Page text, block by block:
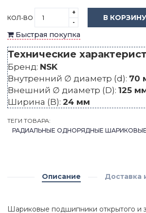
КОЛ-ВО
+
-
В КОРЗИНУ
Быстрая покупка
Технические
Бренд: NSK
Внутренний ∅ диаметр (d): 70
Внешний ∅ диаметр (D): 125
Ширина (B): 24 мм
ТЕГИ ТОВАРА:
РАДИАЛЬНЫЕ ОДНОРЯДНЫЕ
Описание Доставка
Шариковые подшипники открытого и